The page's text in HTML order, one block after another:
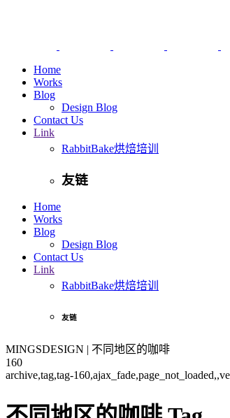
Home
Works
Blog
Design Blog
Contact Us
Link
RabbitBake烘焙培训
友链
Home
Works
Blog
Design Blog
Contact Us
Link
RabbitBake烘焙培训
友链
MINGSDESIGN | 不同地区的咖啡
160
archive,tag,tag-